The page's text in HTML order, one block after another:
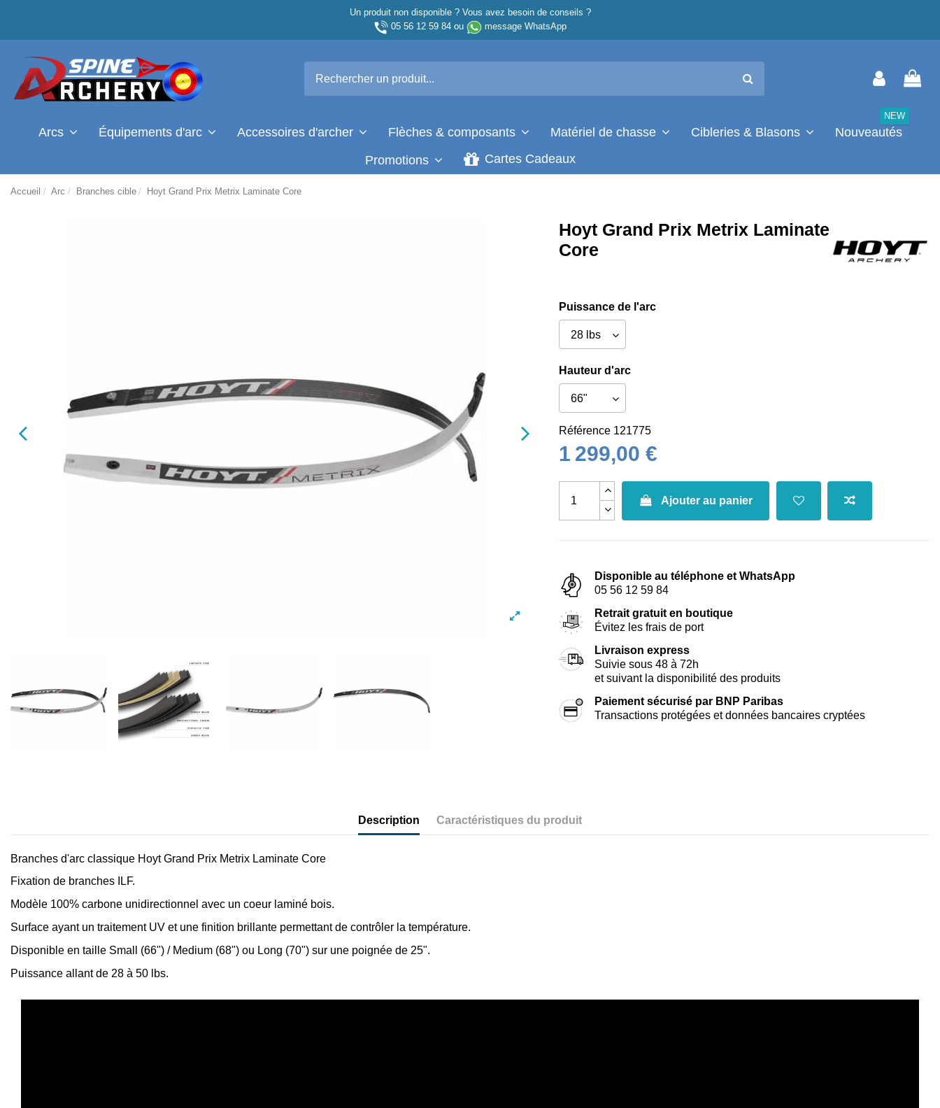
Un produit non disponible ? Vous avez besoin de conseils ?
05 56 12 59 84ou message WhatsApp
Arcs Équipements d'arc Accessoires d'archer Flèches & composants Matériel de chasse Cibleries & Blasons Nouveautés
NEW
Promotions Cartes Cadeaux
Accueil Arc Branches cible Hoyt Grand Prix Metrix Laminate Core
Hoyt Grand Prix Metrix Laminate
Core
Puissance de l'arc
Hauteur d'arc
Référence 121775
1 299,00 €
Ajouter au panier
Disponible au téléphone et WhatsApp
05 56 12 59 84
Retrait gratuit en boutique
Évitez les frais de port
Livraison express
Suivie sous 48 à 72h
et suivant la disponibilité des produits
Paiement sécurisé par BNP Paribas
Transactions protégées et données bancaires cryptées
Description Caractéristiques du produit
Branches d'arc classique Hoyt Grand Prix Metrix Laminate Core
Fixation de branches ILF.
Modèle 100% carbone unidirectionnel avec un coeur laminé bois.
Surface ayant un traitement UV et une finition brillante permettant de contrôler la température.
Disponible en taille Small (66") / Medium (68") ou Long (70") sur une poignée de 25".
Puissance allant de 28 à 50 lbs.